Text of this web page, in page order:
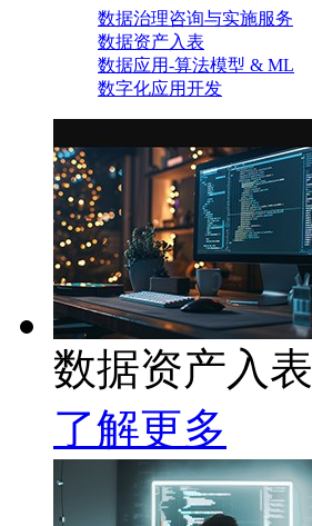
数据治理咨询与实施服务
数据资产入表
数据应用-算法模型 & ML
数字化应用开发
数据资产入表
了解更多